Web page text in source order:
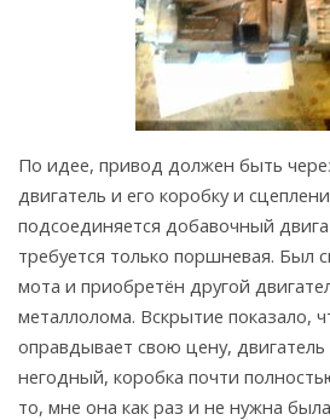
По идее, привод должен быть
двигатель и его коробку и
подсоединяется добавочный
требуется только поршневая. Был
мота и приобретён другой
металлолома. Вскрытие показало,
оправдывает свою цену, двигатель
негодный, коробка почти
то, мне она как раз и не нужна